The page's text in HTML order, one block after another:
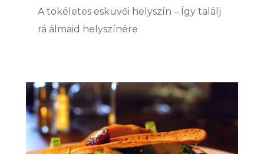
A tökéletes esküvői helyszín – Így találj
rá álmaid helyszínére